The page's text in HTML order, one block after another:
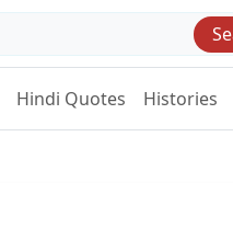
Hindi Quotes Histories